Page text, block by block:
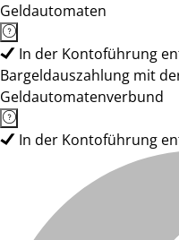
Geldautomaten
In der Kontoführung
Bargeldauszahlung mit
Geldautomatenverbund
In der Kontoführung